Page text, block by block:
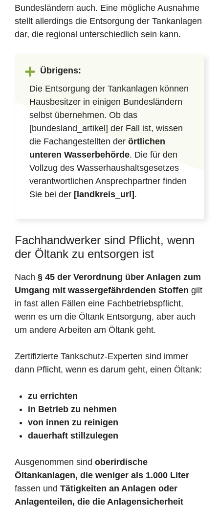
Bundesländern auch. Eine mögliche Ausnahme
stellt allerdings die Entsorgung der Tankanlagen
dar, die regional unterschiedlich sein kann.
Übrigens:
Die Entsorgung der Tankanlagen können
Hausbesitzer in einigen Bundesländern
selbst übernehmen. Ob das
[bundesland_artikel] der Fall ist, wissen
die Fachangestellten der örtlichen
unteren Wasserbehörde. Die für den
Vollzug des Wasserhaushaltsgesetzes
verantwortlichen Ansprechpartner finden
Sie bei der [landkreis_url] .
Fachhandwerker sind Pflicht, wenn
der Öltank zu entsorgen ist
Nach § 45 der Verordnung über Anlagen zum
Umgang mit wassergefährdenden Stoffen gilt
in fast allen Fällen eine Fachbetriebspflicht,
wenn es um die Öltank Entsorgung, aber auch
um andere Arbeiten am Öltank geht.
Zertifizierte Tankschutz-Experten sind immer
dann Pflicht, wenn es darum geht, einen Öltank:
zu errichten
in Betrieb zu nehmen
von innen zu reinigen
dauerhaft stillzulegen
Ausgenommen sind oberirdische
Öltankanlagen, die weniger als 1.000 Liter
fassen und Tätigkeiten an Anlagen oder
Anlagenteilen, die die Anlagensicherheit